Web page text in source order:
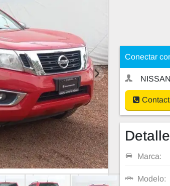
Conectar
Marca:
Modelo: